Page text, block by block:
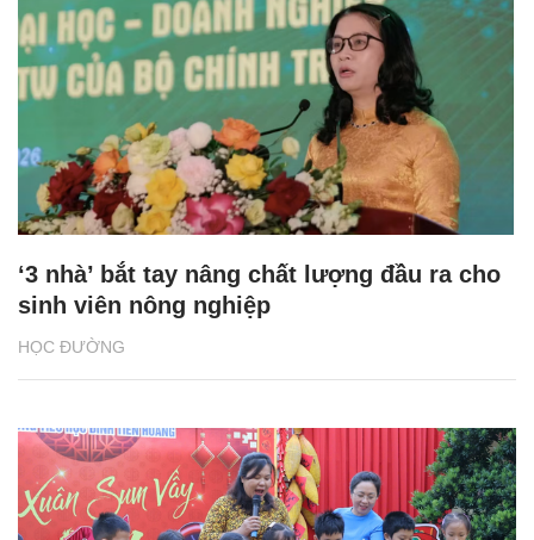
HỌC ĐƯỜNG
‘3 nhà’ bắt tay nâng chất lượng đầu ra cho
sinh viên nông nghiệp